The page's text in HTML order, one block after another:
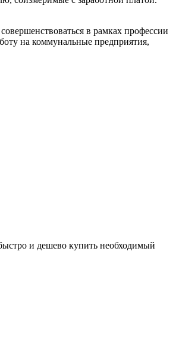
в рамках профессии
на коммунальные предприятия,
и дешево купить необходимый